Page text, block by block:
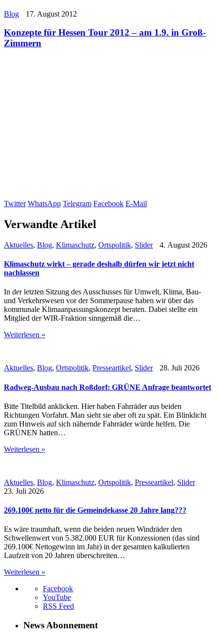
Blog 17. August 2012
Konzepte für Hessen Tour 2012 – am 1.9. in Groß-
Zimmern
Twitter WhatsApp Telegram Facebook E-Mail
Verwandte Artikel
Aktuelles, Blog, Klimaschutz, Ortspolitik, Slider 4. August 2026
Klimaschutz wirkt – gerade deshalb dürfen wir jetzt nicht
nachlassen
In der letzten Sitzung des Ausschusses für Umwelt, Klima, Bau-
und Verkehrswesen vor der Sommerpause haben wir über das
kommunale Klimaanpassungskonzept beraten. Dabei stellte ein
Mitglied der WIR-Fraktion sinngemäß die…
Weiterlesen »
Aktuelles, Blog, Ortspolitik, Presseartikel, Slider 28. Juli 2026
Radweg-Ausbau nach Roßdorf: GRÜNE Anfrage beantwortet
Bitte Titelbild anklicken. Hier haben Fahrräder aus beiden
Richtungen Vorfahrt. Man sieht sie aber oft zu spät. Ein Blinklicht
zum Hinweis auf sich nähernde Fahrräder würde helfen. Die
GRÜNEN hatten…
Weiterlesen »
Aktuelles, Blog, Klimaschutz, Ortspolitik, Presseartikel, Slider
23. Juli 2026
269.100€ netto für die Gemeindekasse 20 Jahre lang???
Es wäre traumhaft, wenn die beiden neuen Windräder den
Schwellenwert von 5.382.000 EUR für Konzessionen (das sind
269.100€ Nettogewinn im Jahr) in der gesamten kalkulierten
Laufzeit von 20 Jahren überschreiten…
Weiterlesen »
Facebook
YouTube
RSS Feed
News Abonnement